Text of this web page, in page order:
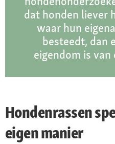
dat honden liever
waar hun
besteedt, dan
eigendom is
Hondenrassen
eigen manier